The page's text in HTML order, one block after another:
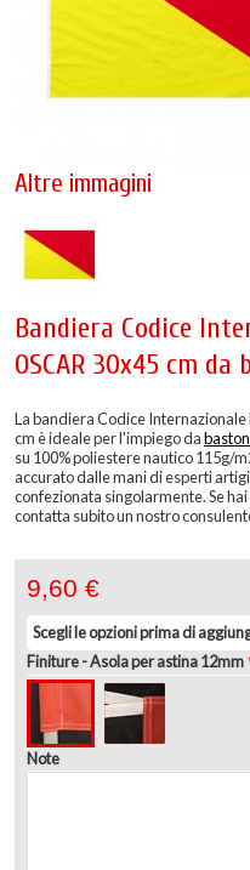
Altre immagini
Bandiera Codice
OSCAR 30x45 cm da
La bandiera Codice
cm è ideale per l'impiego da
su 100% poliestere nautico 115g/
accurato dalle mani di esperti
confezionata singolarmente. Se
contatta subito un nostro
9,60 €
Scegli le opzioni prima di
Finiture- Asola per astina 12mm
Note